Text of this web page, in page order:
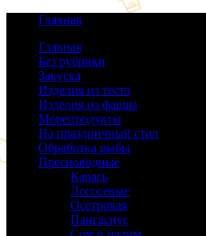
Главная
Главная
Без рубрики
Закуска
Изделия из теста
Изделия из фарша
Морепродукты
На праздничный стол
Обработка рыбы
Пресноводные
Карась
Лососевые
Осетровая
Пангасиус